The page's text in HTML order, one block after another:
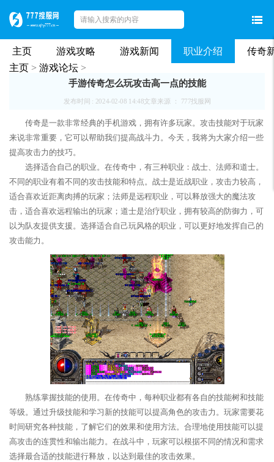
主页 游戏攻略 游戏新闻 职业介绍
传奇
主页 > 游戏论坛 >
手游传奇怎么玩攻击高一点的技能
发布时间 : 2024-02-08 14:48文章来源 ： 777找服网
传奇是一款非常经典的手机游戏，拥有许多玩家。攻击技能对于玩家
来说非常重要，它可以帮助我们提高战斗力。今天，我将为大家介绍一些
提高攻击力的技巧。
选择适合自己的职业。在传奇中，有三种职业：战士、法师和道士。
不同的职业有着不同的攻击技能和特点。战士是近战职业，攻击力较高，
适合喜欢近距离肉搏的玩家；法师是远程职业，可以释放强大的魔法攻
击，适合喜欢远程输出的玩家；道士是治疗职业，拥有较高的防御力，可
以为队友提供支援。选择适合自己玩风格的职业，可以更好地发挥自己的
攻击能力。
熟练掌握技能的使用。在传奇中，每种职业都有各自的技能树和技能
等级。通过升级技能和学习新的技能可以提高角色的攻击力。玩家需要花
时间研究各种技能，了解它们的效果和使用方法。合理地使用技能可以提
高攻击的连贯性和输出能力。在战斗中，玩家可以根据不同的情况和需求
选择最合适的技能进行释放，以达到最佳的攻击效果。